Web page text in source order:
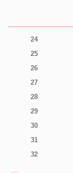
24
25
26
27
28
29
30
31
32